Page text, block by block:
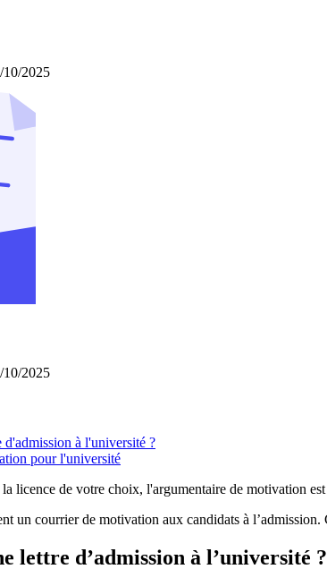
10/2025
10/2025
à l'université ?
pour l'université
licence de votre choix, l'argumentaire de motivation
un courrier de motivation aux candidats à
lettre d’admission à l’université ?